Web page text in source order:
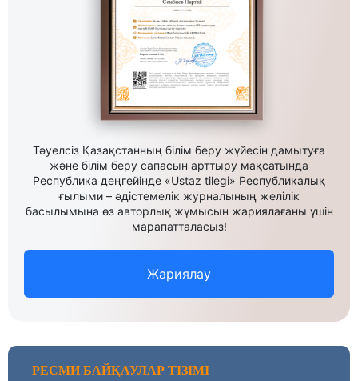
Тәуелсіз Қазақстанның білім беру жүйесін дамытуға
және білім беру сапасын арттыру мақсатында
Республика деңгейінде «Ustaz tilegi» Республикалық
ғылыми – әдістемелік журналының желілік
басылымына өз авторлық жұмысын жариялағаны үшін
марапатталасыз!
Жариялау
РЕСМИ БАЙҚАУЛАР ТІЗІМІ